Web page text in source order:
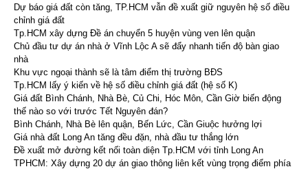
Dự báo giá đất còn tăng, TP.HCM vẫn đề xuất giữ nguyên hệ số điều
chỉnh giá đất
Tp.HCM xây dựng Đề án chuyển 5 huyện vùng ven lên quận
Chủ đầu tư dự án nhà ở Vĩnh Lộc A sẽ đẩy nhanh tiến độ bàn giao
nhà
Khu vực ngoại thành sẽ là tâm điểm thị trường BĐS
Tp.HCM lấy ý kiến về hệ số điều chỉnh giá đất (hệ số K)
Giá đất Bình Chánh, Nhà Bè, Củ Chi, Hóc Môn, Cần Giờ biến động
thế nào so với trước Tết Nguyên đán?
Bình Chánh, Nhà Bè lên quận, Bến Lức, Cần Giuộc hưởng lợi
Giá nhà đất Long An tăng đều đặn, nhà đầu tư thắng lớn
Đề xuất mở đường kết nối toàn diện Tp.HCM với tỉnh Long An
TPHCM: Xây dựng 20 dự án giao thông liên kết vùng trọng điểm phía